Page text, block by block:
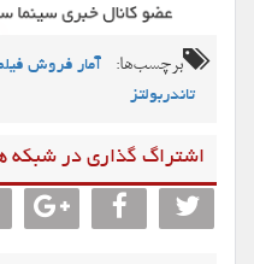
برچسب‌ها: آمار فروش
تاندربولتز
اشتراگ گذاری در شبکه